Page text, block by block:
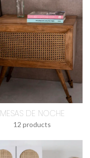
MESAS DE NOCHE
12 products